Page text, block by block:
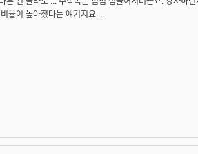
율이 높아졌다는 얘기지요 ...